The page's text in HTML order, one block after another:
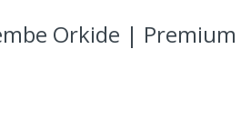
Orkide | Premium